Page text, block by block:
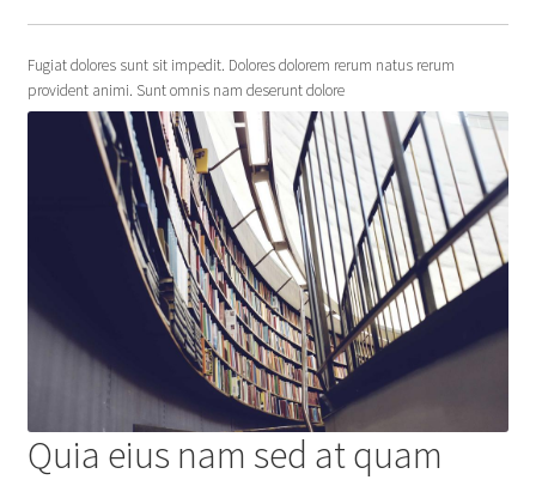
Fugiat dolores sunt sit impedit. Dolores dolorem rerum natus rerum
provident animi. Sunt omnis nam deserunt dolore
Quia eius nam sed at quam